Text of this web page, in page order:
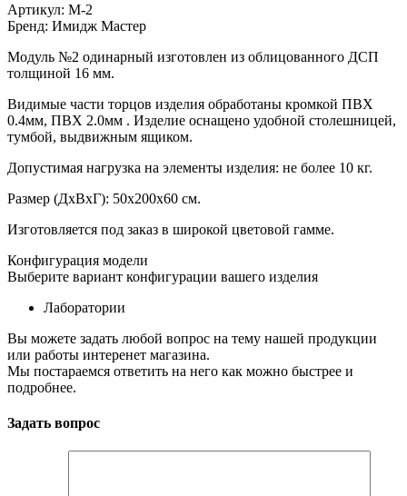
Артикул: М-2
Бренд: Имидж Мастер
Модуль №2 одинарный изготовлен из облицованного ДСП
толщиной 16 мм.
Видимые части торцов изделия обработаны кромкой ПВХ
0.4мм, ПВХ 2.0мм . Изделие оснащено удобной столешницей,
тумбой, выдвижным ящиком.
Допустимая нагрузка на элементы изделия: не более 10 кг.
Размер (ДxВxГ): 50х200х60 см.
Изготовляется под заказ в широкой цветовой гамме.
Конфигурация модели
Выберите вариант конфигурации вашего изделия
Лаборатории
Вы можете задать любой вопрос на тему нашей продукции
или работы интеренет магазина.
Мы постараемся ответить на него как можно быстрее и
подробнее.
Задать вопрос